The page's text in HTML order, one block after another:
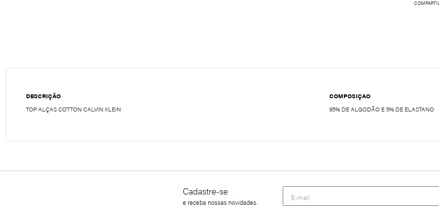
DESCRIÇÃO
TOP ALÇAS COTTON CALVIN KLEIN
COMPOSIÇAO
95% DE ALGODÃO E 5% DE ELASTANO
Cadastre-se
e receba nossas novidades.